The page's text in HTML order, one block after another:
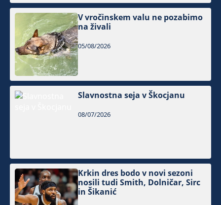
V vročinskem valu ne pozabimo
na živali
05/08/2026
Slavnostna seja v Škocjanu
08/07/2026
Krkin dres bodo v novi sezoni
nosili tudi Smith, Dolničar, Sirc
in Šikanić